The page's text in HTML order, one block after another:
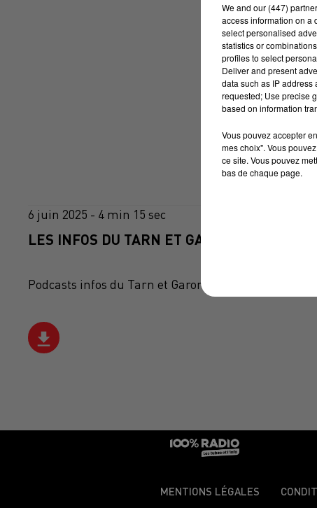
6 juin 2025 - 4 min 15 sec
LES INFOS DU TARN ET GARONNE DU 06/
Podcasts infos du Tarn et Garonne
MENTIONS LÉGALES
We and our (447)
access information on a
select personalised
statistics or
profiles to select
Deliver and present
data such as IP
requested; Use precise
based on information
Vous pouvez accepter
mes choix". Vous
ce site. Vous pouvez
bas de chaque page.